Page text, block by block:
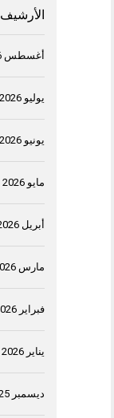
الأرشيف
أغسطس 2026
يوليو 2026
يونيو 2026
مايو 2026
أبريل 2026
مارس 2026
فبراير 2026
يناير 2026
ديسمبر 2025